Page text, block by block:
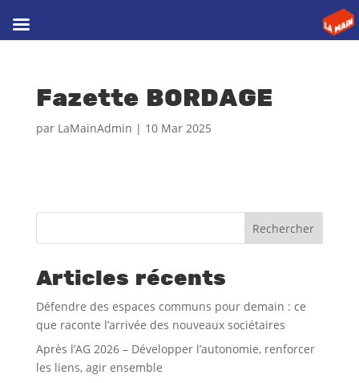
Fazette BORDAGE
par LaMainAdmin | 10 Mar 2025
Rechercher
Articles récents
Défendre des espaces communs pour demain : ce
que raconte l’arrivée des nouveaux sociétaires
Après l’AG 2026 – Développer l’autonomie, renforcer
les liens, agir ensemble